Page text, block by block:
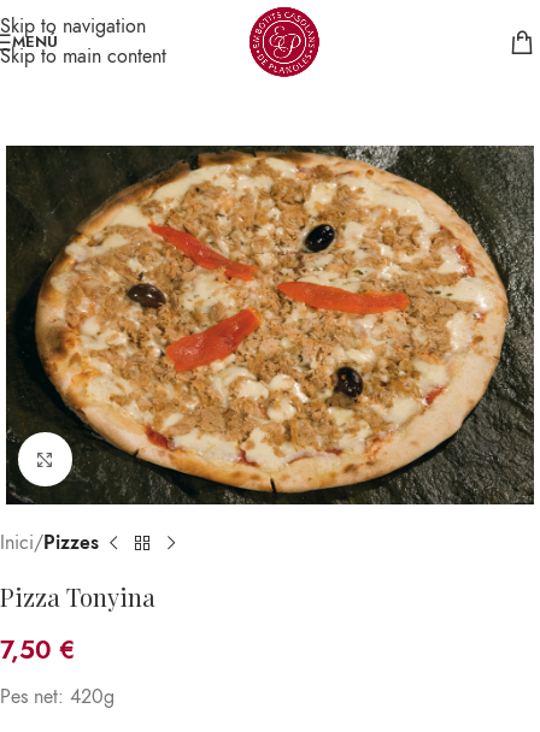
Skip to navigation
Skip to main content
MENÚ
Click per veure gran
Inici Pizzes
Pizza Tonyina
7,50 €
Pes net: 420g